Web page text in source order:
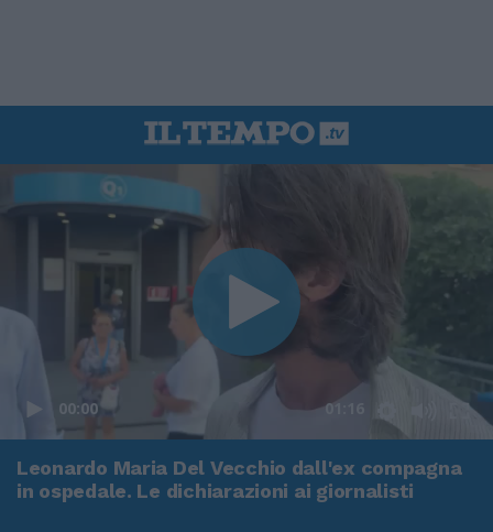
00:00 01:16
Leonardo Maria Del Vecchio dall'ex compagna
in ospedale. Le dichiarazioni ai giornalisti